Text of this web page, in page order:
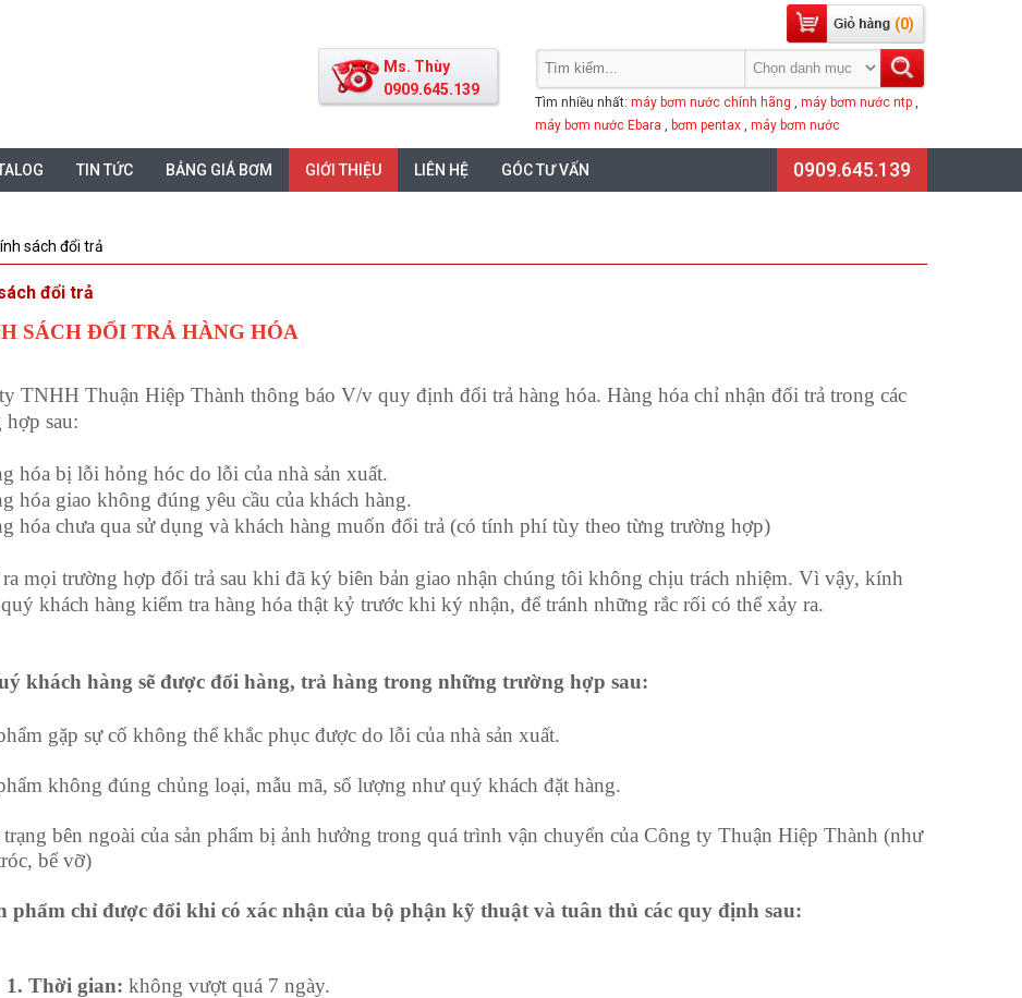
(0)
Tìm nhiều nhất: máy bơm nước chính hãng , máy bơm nước ntp ,
máy bơm nước Ebara , bơm pentax , máy bơm nước
Ms. Thùy
0909.645.139
TIN TỨC BẢNG GIÁ BƠM GIỚI THIỆU LIÊN HỆ GÓC TƯ VẤN 0909.645.139
sách đổi trả
đổi trả
SÁCH ĐỔI TRẢ HÀNG HÓA
TNHH Thuận Hiệp Thành thông báo V/v quy định đổi trả hàng hóa. Hàng hóa chỉ nhận đổi trả trong các
hợp sau:
hóa bị lỗi hỏng hóc do lỗi của nhà sản xuất.
hóa giao không đúng yêu cầu của khách hàng.
hóa chưa qua sử dụng và khách hàng muốn đổi trả (có tính phí tùy theo từng trường hợp)
mọi trường hợp đổi trả sau khi đã ký biên bản giao nhận chúng tôi không chịu trách nhiệm. Vì vậy, kính
khách hàng kiểm tra hàng hóa thật kỷ trước khi ký nhận, để tránh những rắc rối có thể xảy ra.
khách hàng sẽ được đổi hàng, trả hàng trong những trường hợp sau:
gặp sự cố không thể khắc phục được do lỗi của nhà sản xuất.
không đúng chủng loại, mẫu mã, số lượng như quý khách đặt hàng.
bên ngoài của sản phẩm bị ảnh hưởng trong quá trình vận chuyển của Công ty Thuận Hiệp Thành (như
bể vỡ)
phẩm chỉ được đổi khi có xác nhận của bộ phận kỹ thuật và tuân thủ các quy định sau:
gian: không vượt quá 7 ngày.